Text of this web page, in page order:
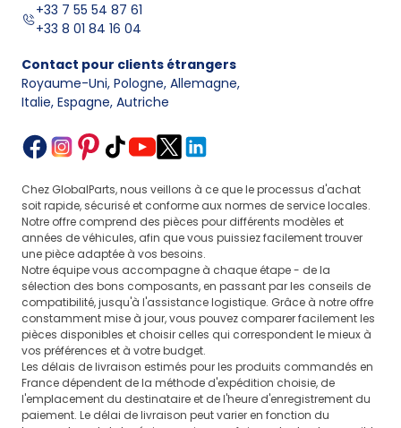
+33 7 55 54 87 61
+33 8 01 84 16 04
Contact pour clients étrangers
Royaume-Uni, Pologne, Allemagne,
Italie, Espagne, Autriche
Chez GlobalParts, nous veillons à ce que le processus d'achat
soit rapide, sécurisé et conforme aux normes de service locales.
Notre offre comprend des pièces pour différents modèles et
années de véhicules, afin que vous puissiez facilement trouver
une pièce adaptée à vos besoins.
Notre équipe vous accompagne à chaque étape - de la
sélection des bons composants, en passant par les conseils de
compatibilité, jusqu'à l'assistance logistique. Grâce à notre offre
constamment mise à jour, vous pouvez comparer facilement les
pièces disponibles et choisir celles qui correspondent le mieux à
vos préférences et à votre budget.
Les délais de livraison estimés pour les produits commandés en
France dépendent de la méthode d'expédition choisie, de
l'emplacement du destinataire et de l'heure d'enregistrement du
paiement. Le délai de livraison peut varier en fonction du